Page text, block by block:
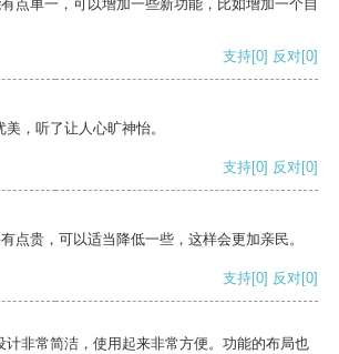
点单一，可以增加一些新功能，比如增加一个自
支持[0] 反对[0]
，听了让人心旷神怡。
支持[0] 反对[0]
点贵，可以适当降低一些，这样会更加亲民。
支持[0] 反对[0]
计非常简洁，使用起来非常方便。功能的布局也